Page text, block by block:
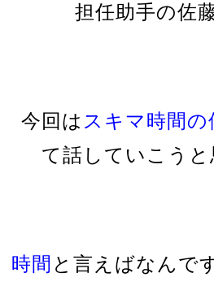
担任助手の佐
今回は スキマ時間の
て話していこうと
時間 と言えばなんで